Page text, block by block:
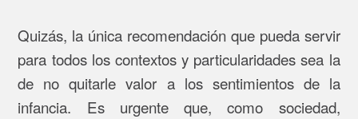
Quizás, la única recomendación que pueda servir
para todos los contextos y particularidades sea la
de no quitarle valor a los sentimientos de la
infancia. Es urgente que, como sociedad,